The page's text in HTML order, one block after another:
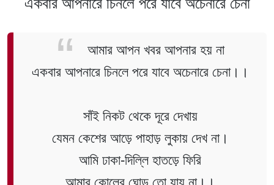
আমার আপন খবর আপনার হয় না
একবার আপনারে চিনলে পরে যাবে অচেনারে চেনা।।
সাঁই নিকট থেকে দূরে দেখায়
যেমন কেশের আড়ে পাহাড় লুকায় দেখ না।
আমি ঢাকা-দিল্লি হাতড়ে ফিরি